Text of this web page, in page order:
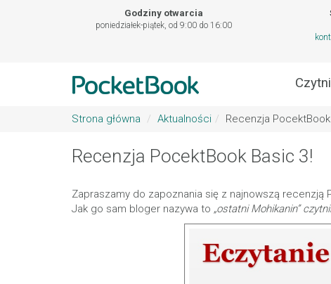
Godziny otwarcia
poniedziałek-piątek, od 9:00 do 16:00
Strona główna Aktualności Recenzja
Recenzja PocektBook Basic 3!
Zapraszamy do zapoznania się z najnowszą
Jak go sam bloger nazywa to „ostatni Mohikanin”